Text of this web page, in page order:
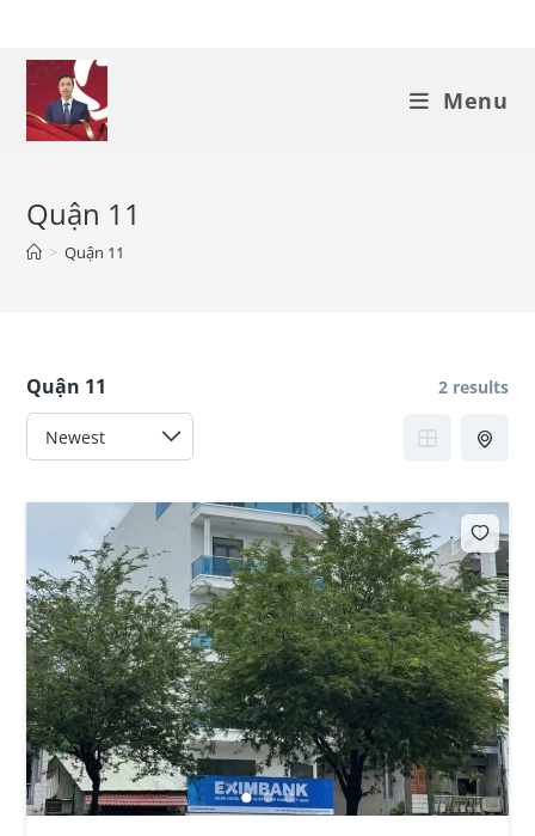
content
Menu
Quận 11
> Quận 11
Quận 11 2 results